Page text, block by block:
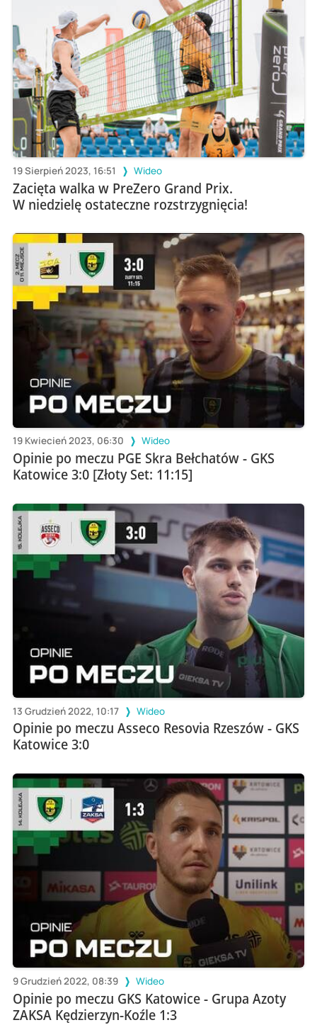
19 Sierpień 2023, 16:51 Wideo
Zacięta walka w PreZero Grand Prix.
W niedzielę ostateczne rozstrzygnięcia!
19 Kwiecień 2023, 06:30 Wideo
Opinie po meczu PGE Skra Bełchatów - GKS
Katowice 3:0 [Złoty Set: 11:15]
13 Grudzień 2022, 10:17 Wideo
Opinie po meczu Asseco Resovia Rzeszów - GKS
Katowice 3:0
9 Grudzień 2022, 08:39 Wideo
Opinie po meczu GKS Katowice - Grupa Azoty
ZAKSA Kędzierzyn-Koźle 1:3